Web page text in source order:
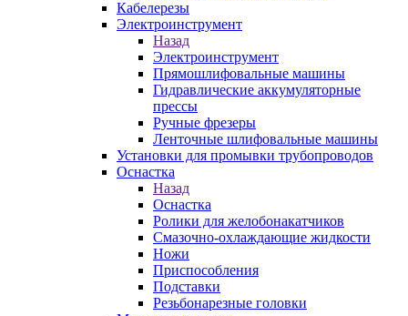
Кабелерезы
Электроинструмент
Назад
Электроинструмент
Прямошлифовальные машины
Гидравлические аккумуляторные
прессы
Ручные фрезеры
Ленточные шлифовальные машины
Установки для промывки трубопроводов
Оснастка
Назад
Оснастка
Ролики для желобонакатчиков
Смазочно-охлаждающие жидкости
Ножи
Приспособления
Подставки
Резьбонарезные головки